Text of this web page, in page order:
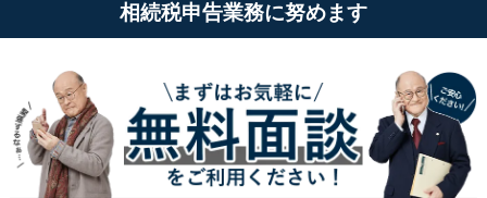
相続税申告業務に努めます